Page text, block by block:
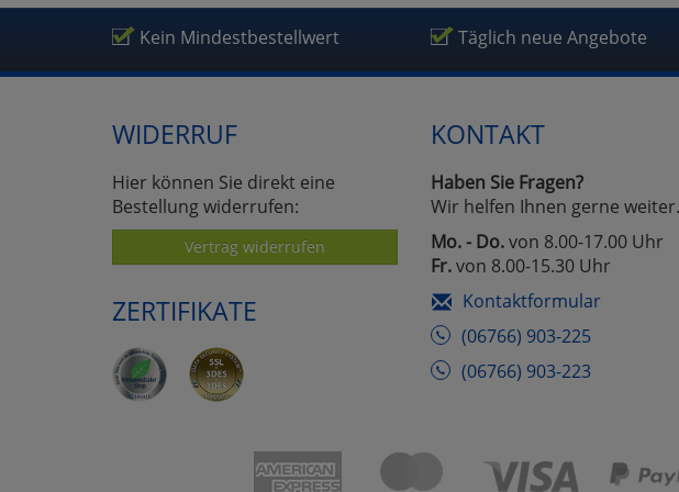
Kein Mindestbestellwert Täglich neue Angebote
WIDERRUF
Hier können Sie direkt eine
Bestellung widerrufen:
Vertrag widerrufen
ZERTIFIKATE
KONTAKT
Haben Sie Fragen?
Wir helfen Ihnen gerne weiter.
Mo. - Do.von 8.00-17.00 Uhr
Fr.von 8.00-15.30 Uhr
Kontaktformular
(06766) 903-225
(06766) 903-223